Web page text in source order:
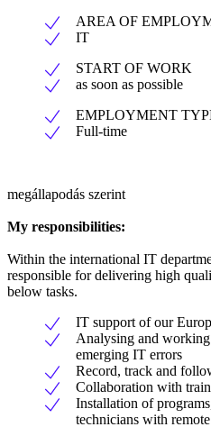
AREA OF
IT
START OF WORK
as soon as possible
EMPLOYMENT
Full-time
megállapodás szerint
My responsibilities:
Within the international IT
responsible for delivering high
below tasks.
IT support of our
Analysing and
emerging IT errors
Record, track and
Collaboration with
Installation of
technicians with remote